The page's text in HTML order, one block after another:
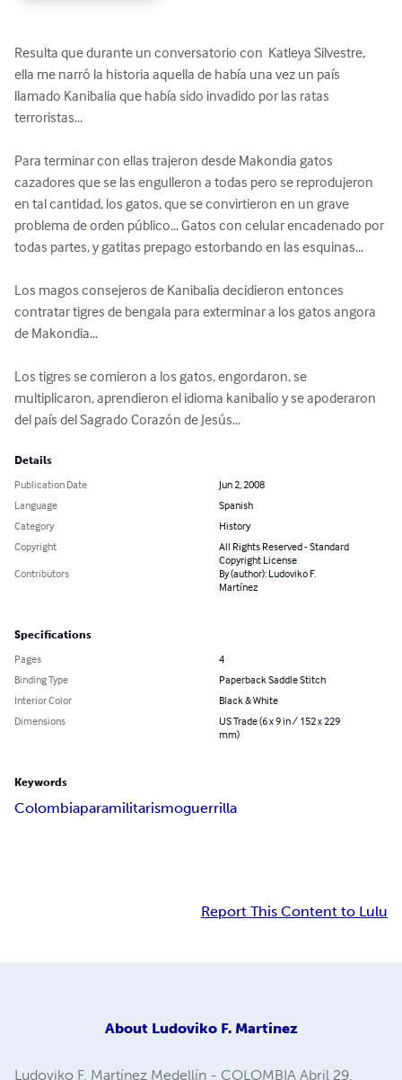
Resulta que durante un conversatorio con  Katleya Silvestre,
ella me narró la historia aquella de había una vez un país
llamado Kanibalia que había sido invadido por las ratas
terroristas...
Para terminar con ellas trajeron desde Makondia gatos
cazadores que se las engulleron a todas pero se reprodujeron
en tal cantidad, los gatos, que se convirtieron en un grave
problema de orden público... Gatos con celular encadenado por
todas partes, y gatitas prepago estorbando en las esquinas...
Los magos consejeros de Kanibalia decidieron entonces
contratar tigres de bengala para exterminar a los gatos angora
de Makondia...
Los tigres se comieron a los gatos, engordaron, se
multiplicaron, aprendieron el idioma kanibalio y se apoderaron
del país del Sagrado Corazón de Jesús...
Details
Publication Date
Jun 2, 2008
Language
Spanish
Category
History
Copyright
All Rights Reserved - Standard
Copyright License
Contributors
By (author): Ludoviko F.
Martínez
Specifications
Pages
4
Binding Type
Paperback Saddle Stitch
Interior Color
Black & White
Dimensions
US Trade (6 x 9 in / 152 x 229
mm)
Keywords
Colombiaparamilitarismoguerrilla
Report This Content to Lulu
About Ludoviko F. Martinez
Ludoviko F. Martínez Medellín - COLOMBIA Abril 29,